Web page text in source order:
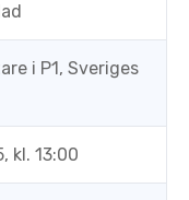
i P1, Sveriges
kl. 13:00